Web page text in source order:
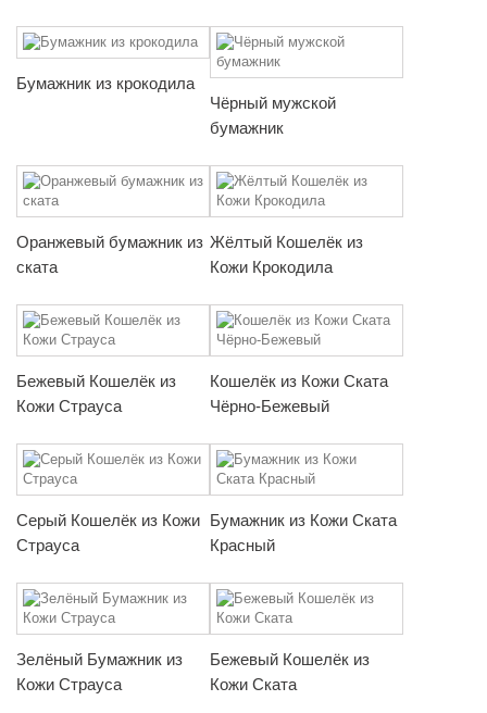
Бумажник из крокодила
Чёрный мужской
бумажник
Оранжевый бумажник из
ската
Жёлтый Кошелёк из
Кожи Крокодила
Бежевый Кошелёк из
Кожи Страуса
Кошелёк из Кожи Ската
Чёрно-Бежевый
Серый Кошелёк из Кожи
Страуса
Бумажник из Кожи Ската
Красный
Зелёный Бумажник из
Кожи Страуса
Бежевый Кошелёк из
Кожи Ската